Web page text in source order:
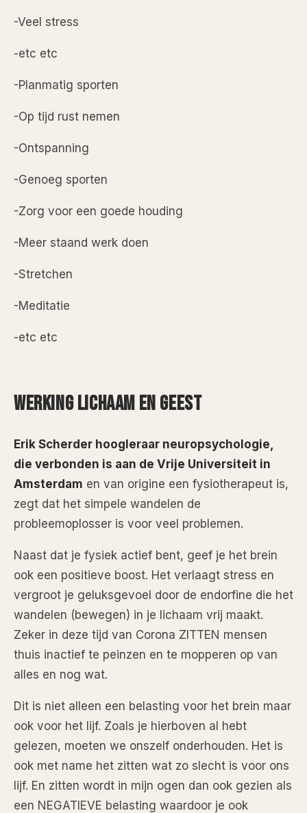
-Veel stress
-etc etc
-Planmatig sporten
-Op tijd rust nemen
-Ontspanning
-Genoeg sporten
-Zorg voor een goede houding
-Meer staand werk doen
-Stretchen
-Meditatie
-etc etc
WERKING LICHAAM EN GEEST
Erik Scherder hoogleraar neuropsychologie,
die verbonden is aan de Vrije Universiteit in
Amsterdam en van origine een fysiotherapeut is,
zegt dat het simpele wandelen de
probleemoplosser is voor veel problemen.
Naast dat je fysiek actief bent, geef je het brein
ook een positieve boost. Het verlaagt stress en
vergroot je geluksgevoel door de endorfine die het
wandelen (bewegen) in je lichaam vrij maakt.
Zeker in deze tijd van Corona ZITTEN mensen
thuis inactief te peinzen en te mopperen op van
alles en nog wat.
Dit is niet alleen een belasting voor het brein maar
ook voor het lijf. Zoals je hierboven al hebt
gelezen, moeten we onszelf onderhouden. Het is
ook met name het zitten wat zo slecht is voor ons
lijf. En zitten wordt in mijn ogen dan ook gezien als
een NEGATIEVE belasting waardoor je ook